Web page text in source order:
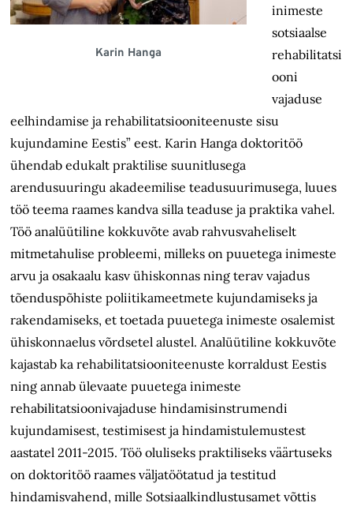
Karin Hanga
inimeste
sotsiaalse
rehabilitatsi
ooni
vajaduse
eelhindamise ja rehabilitatsiooniteenuste sisu
kujundamine Eestis” eest. Karin Hanga doktoritöö
ühendab edukalt praktilise suunitlusega
arendusuuringu akadeemilise teadusuurimusega, luues
töö teema raames kandva silla teaduse ja praktika vahel.
Töö analüütiline kokkuvõte avab rahvusvaheliselt
mitmetahulise probleemi, milleks on puuetega inimeste
arvu ja osakaalu kasv ühiskonnas ning terav vajadus
tõenduspõhiste poliitikameetmete kujundamiseks ja
rakendamiseks, et toetada puuetega inimeste osalemist
ühiskonnaelus võrdsetel alustel. Analüütiline kokkuvõte
kajastab ka rehabilitatsiooniteenuste korraldust Eestis
ning annab ülevaate puuetega inimeste
rehabilitatsioonivajaduse hindamisinstrumendi
kujundamisest, testimisest ja hindamistulemustest
aastatel 2011-2015. Töö oluliseks praktiliseks väärtuseks
on doktoritöö raames väljatöötatud ja testitud
hindamisvahend, mille Sotsiaalkindlustusamet võttis